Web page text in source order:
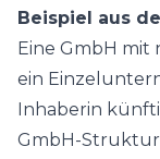
Beispiel aus
Eine GmbH mit
ein
Inhaberin
GmbH-